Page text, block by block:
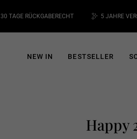
30 TAGE RÜCKGABERECHT 5 JAHRE
NEW IN BESTSELLER
Happy